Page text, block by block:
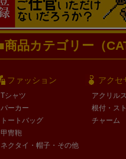
商品カテゴリー（
ファッション
Tシャツ
パーカー
トートバッグ
甲冑鞄
ネクタイ・帽子・その他
アクセ
アクリル
根付・ス
チャーム